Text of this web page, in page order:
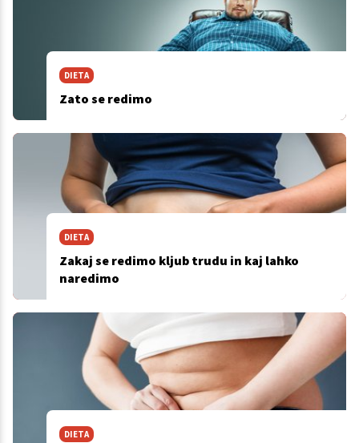
DIETA
Zato se redimo
DIETA
Zakaj se redimo kljub trudu in kaj lahko
naredimo
DIETA